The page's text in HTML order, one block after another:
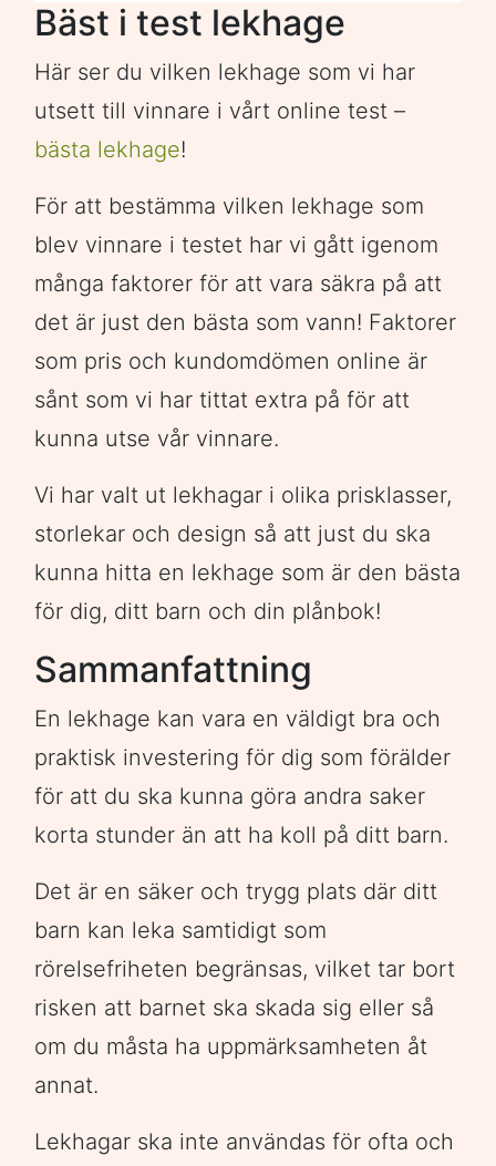
Bäst i test lekhage
Här ser du vilken lekhage som vi har
utsett till vinnare i vårt online test –
bästa lekhage!
För att bestämma vilken lekhage som
blev vinnare i testet har vi gått igenom
många faktorer för att vara säkra på att
det är just den bästa som vann! Faktorer
som pris och kundomdömen online är
sånt som vi har tittat extra på för att
kunna utse vår vinnare.
Vi har valt ut lekhagar i olika prisklasser,
storlekar och design så att just du ska
kunna hitta en lekhage som är den bästa
för dig, ditt barn och din plånbok!
Sammanfattning
En lekhage kan vara en väldigt bra och
praktisk investering för dig som förälder
för att du ska kunna göra andra saker
korta stunder än att ha koll på ditt barn.
Det är en säker och trygg plats där ditt
barn kan leka samtidigt som
rörelsefriheten begränsas, vilket tar bort
risken att barnet ska skada sig eller så
om du måsta ha uppmärksamheten åt
annat.
Lekhagar ska inte användas för ofta och